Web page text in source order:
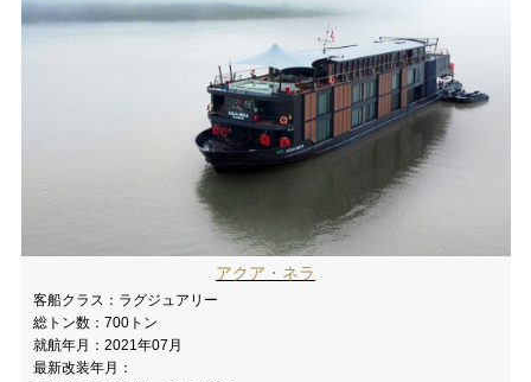
アクア・ネラ
客船クラス： ラグジュアリー
総トン数： 700トン
就航年月： 2021年07月
最新改装年月：